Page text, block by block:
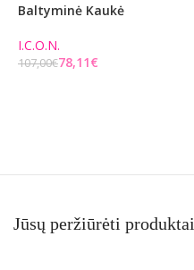
Baltyminė Kaukė
I.C.O.N.
107,00€78,11€
Jūsų peržiūrėti produktai